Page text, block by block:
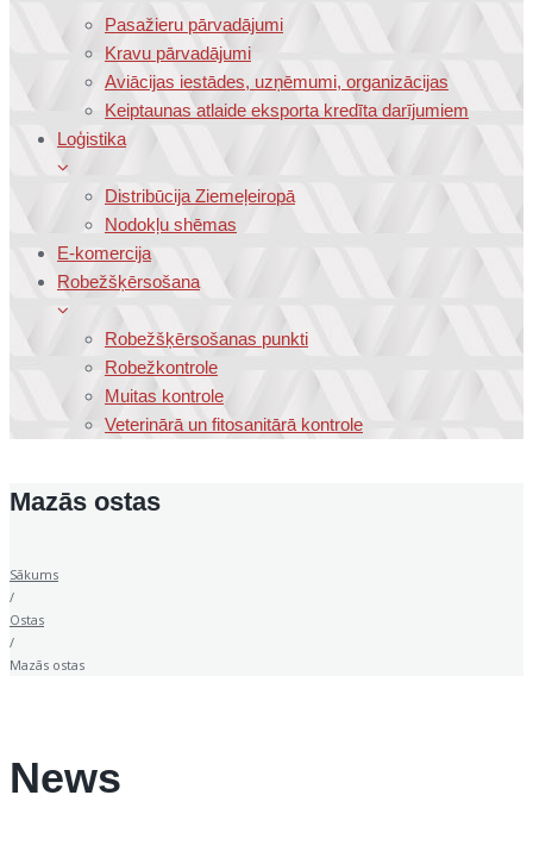
Pasažieru pārvadājumi
Kravu pārvadājumi
Aviācijas iestādes, uzņēmumi, organizācijas
Keiptaunas atlaide eksporta kredīta darījumiem
Loģistika
Distribūcija Ziemeļeiropā
Nodokļu shēmas
E-komercija
Robežšķērsošana
Robežšķērsošanas punkti
Robežkontrole
Muitas kontrole
Veterinārā un fitosanitārā kontrole
Mazās ostas
Sākums
/
Ostas
/
Mazās ostas
News